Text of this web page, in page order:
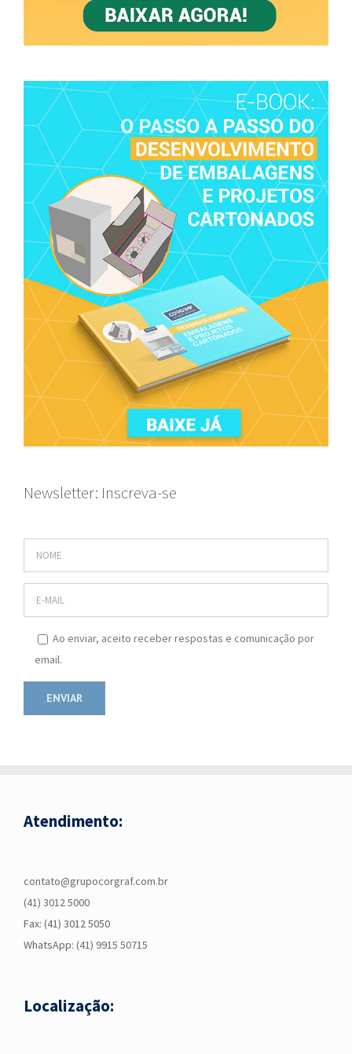
Newsletter: Inscreva-se
Ao enviar, aceito receber respostas e comunicação por
email.
Atendimento:
contato@grupocorgraf.com.br
(41) 3012 5000
Fax: (41) 3012 5050
WhatsApp: (41) 9915 50715
Localização: